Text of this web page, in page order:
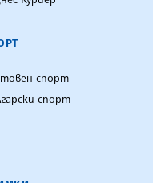
спорт
спорт